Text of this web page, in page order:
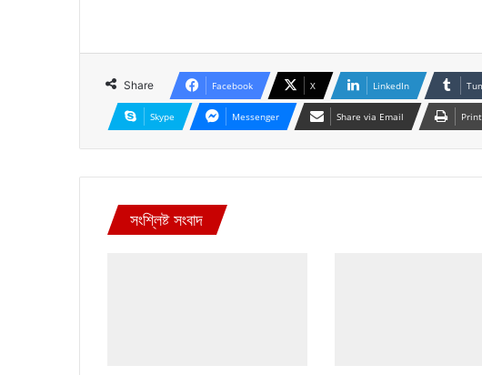
Share Facebook X LinkedIn
Skype Messenger Share via Email Print
সংশ্লিষ্ট সংবাদ